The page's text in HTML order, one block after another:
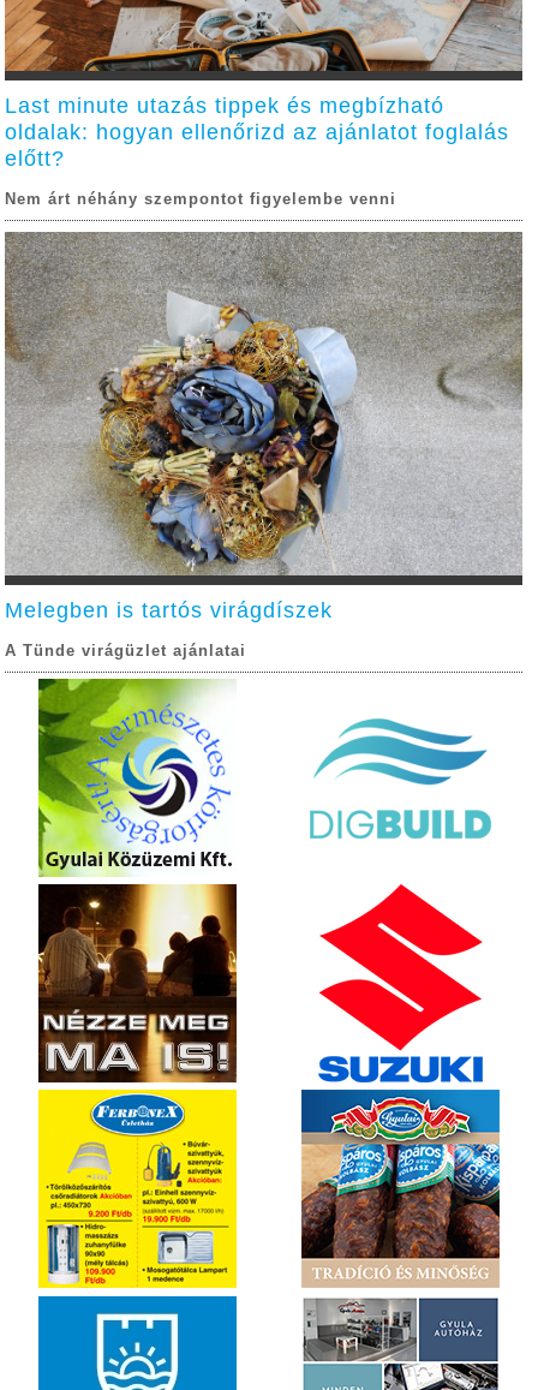
Last minute utazás tippek és megbízható
oldalak: hogyan ellenőrizd az ajánlatot foglalás
előtt?
Nem árt néhány szempontot figyelembe venni
Melegben is tartós virágdíszek
A Tünde virágüzlet ajánlatai